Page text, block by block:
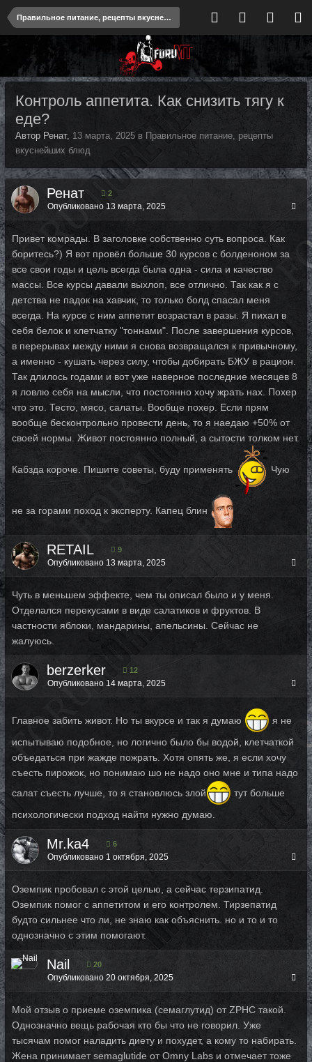
Правильное питание, рецепты вкуснейших блюд
Контроль аппетита. Как снизить тягу к
еде?
Автор Ренат, 13 марта, 2025 в Правильное питание, рецепты
вкуснейших блюд
Ренат 2
Опубликовано 13 марта, 2025
Привет комрады. В заголовке собственно суть вопроса. Как
боритесь?) Я вот провёл больше 30 курсов с болденоном за
все свои годы и цель всегда была одна - сила и качество
массы. Все курсы давали выхлоп, все отлично. Так как я с
детства не падок на хавчик, то только болд спасал меня
всегда. На курсе с ним аппетит возрастал в разы. Я пихал в
себя белок и клетчатку "тоннами". После завершения курсов,
в перерывах между ними я снова возвращался к привычному,
а именно - кушать через силу, чтобы добирать БЖУ в рацион.
Так длилось годами и вот уже наверное последние месяцев 8
я ловлю себя на мысли, что постоянно хочу жрать нах. Похер
что это. Тесто, мясо, салаты. Вообще похер. Если прям
вообще бесконтрольно провести день, то я наедаю +50% от
своей нормы. Живот постоянно полный, а сытости толком нет.
Кабзда короче. Пишите советы, буду применять Чую
не за горами поход к эксперту. Капец блин
RETAIL 9
Опубликовано 13 марта, 2025
Чуть в меньшем эффекте, чем ты описал было и у меня.
Отделался перекусами в виде салатиков и фруктов. В
частности яблоки, мандарины, апельсины. Сейчас не
жалуюсь.
berzerker 12
Опубликовано 14 марта, 2025
Главное забить живот. Но ты вкурсе и так я думаю
я не
испытываю подобное, но логично было бы водой, клетчаткой
объедаться при жажде пожрать. Хотя опять же, я если хочу
съесть пирожок, но понимаю шо не надо оно мне и типа надо
салат съесть лучше, то я становлюсь злой
тут больше
психологически подход найти нужно думаю.
Mr.ka4 6
Опубликовано 1 октября, 2025
Оземпик пробовал с этой целью, а сейчас терзипатид.
Оземпик помог с аппетитом и его контролем. Тирзепатид
будто сильнее что ли, не знаю как объяснить. но и то и то
однозначно с этим помогают.
Nail 20
Опубликовано 20 октября, 2025
Мой отзыв о приеме оземпика (семаглутид) от ZPHC такой.
Однозначно вещь рабочая кто бы что не говорил. Уже
тысячам помог наладить диету и похудет, а кому то набирать.
Жена принимает semaglutide от Omny Labs и отмечает тоже